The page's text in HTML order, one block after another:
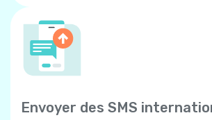
Envoyer des SMS